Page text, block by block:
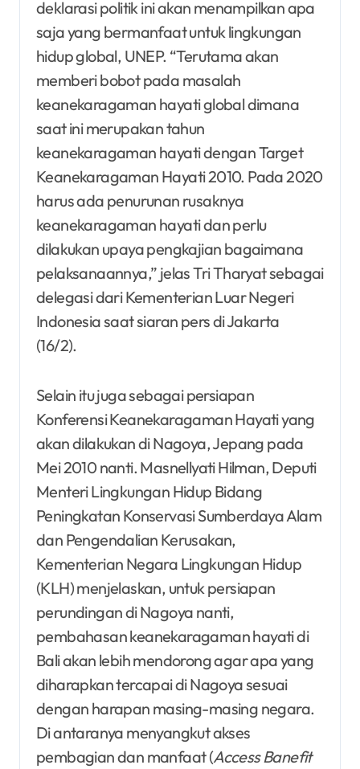
deklarasi politik ini akan menampilkan apa
saja yang bermanfaat untuk lingkungan
hidup global, UNEP. “Terutama akan
memberi bobot pada masalah
keanekaragaman hayati global dimana
saat ini merupakan tahun
keanekaragaman hayati dengan Target
Keanekaragaman Hayati 2010. Pada 2020
harus ada penurunan rusaknya
keanekaragaman hayati dan perlu
dilakukan upaya pengkajian bagaimana
pelaksanaannya,” jelas Tri Tharyat sebagai
delegasi dari Kementerian Luar Negeri
Indonesia saat siaran pers di Jakarta
(16/2).
Selain itu juga sebagai persiapan
Konferensi Keanekaragaman Hayati yang
akan dilakukan di Nagoya, Jepang pada
Mei 2010 nanti. Masnellyati Hilman, Deputi
Menteri Lingkungan Hidup Bidang
Peningkatan Konservasi Sumberdaya Alam
dan Pengendalian Kerusakan,
Kementerian Negara Lingkungan Hidup
(KLH) menjelaskan, untuk persiapan
perundingan di Nagoya nanti,
pembahasan keanekaragaman hayati di
Bali akan lebih mendorong agar apa yang
diharapkan tercapai di Nagoya sesuai
dengan harapan masing-masing negara.
Di antaranya menyangkut akses
pembagian dan manfaat (Access Banefit